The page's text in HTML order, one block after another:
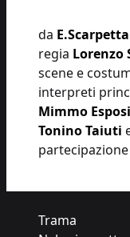
da E.Scarpetta
regia Lorenzo
scene e
interpreti
Mimmo
Tonino Taiuti
Trama